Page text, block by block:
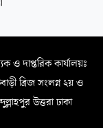
ও দাপ্তরিক কার্যালয়ঃ
ব্রিজ সংলগ্ন ২য় ও
উত্তরা ঢাকা